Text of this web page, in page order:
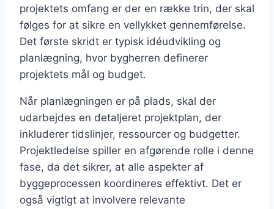
projektets omfang er der en række trin, der skal
følges for at sikre en vellykket gennemførelse.
Det første skridt er typisk idéudvikling og
planlægning, hvor bygherren definerer
projektets mål og budget.
Når planlægningen er på plads, skal der
udarbejdes en detaljeret projektplan, der
inkluderer tidslinjer, ressourcer og budgetter.
Projektledelse spiller en afgørende rolle i denne
fase, da det sikrer, at alle aspekter af
byggeprocessen koordineres effektivt. Det er
også vigtigt at involvere relevante